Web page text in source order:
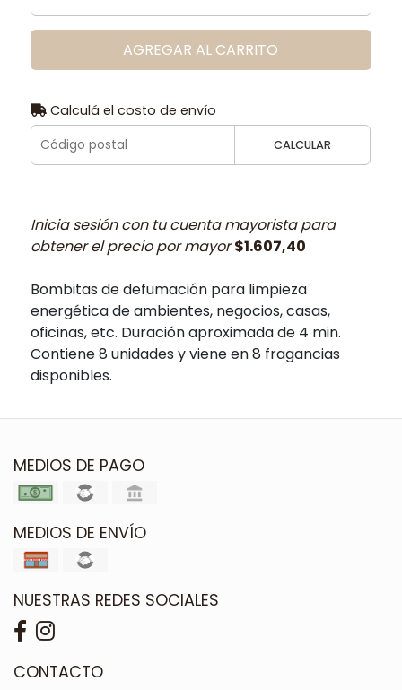
AGREGAR AL CARRITO
Calculá el costo de envío
CALCULAR
Inicia sesión con tu cuenta mayorista para
obtener el precio por mayor$1.607,40
Bombitas de defumación para limpieza
energética de ambientes, negocios, casas,
oficinas, etc. Duración aproximada de 4 min.
Contiene 8 unidades y viene en 8 fragancias
disponibles.
MEDIOS DE PAGO
MEDIOS DE ENVÍO
NUESTRAS REDES SOCIALES
CONTACTO